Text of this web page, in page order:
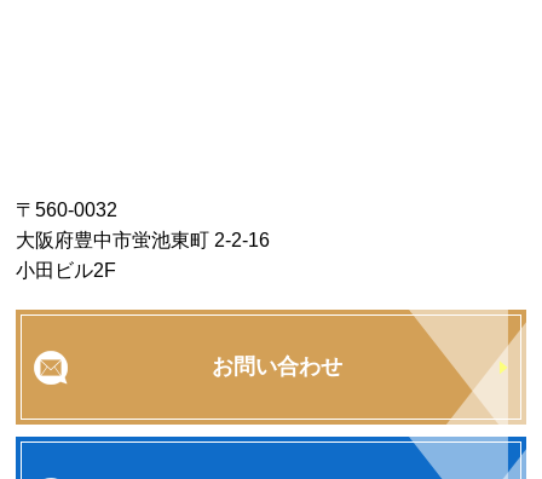
〒560-0032
大阪府豊中市蛍池東町 2-2-16
小田ビル2F
お問い合わせ